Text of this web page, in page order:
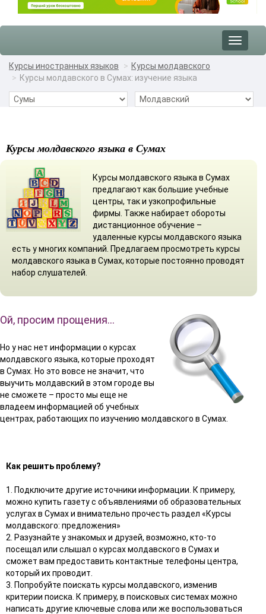
Toggle
Курсы иностранных языков
Курсы молдавского
Курсы молдавского в Сумах: изучение языка
Курсы молдавского языка в Сумах
Курсы молдавского языка в Сумах
предлагают как большие учебные
центры, так и узкопрофильные
фирмы. Также набирает обороты
дистанционное обучение –
удаленные курсы молдавского языка
есть у многих компаний. Предлагаем просмотреть курсы
молдавского языка в Сумах, которые постоянно проводят
набор слушателей.
Ой, просим прощения…
Но у нас нет информации о курсах
молдавского языка, которые проходят
в Сумах. Но это вовсе не значит, что
выучить молдавский в этом городе вы
не сможете – просто мы еще не
владеем информацией об учебных
центрах, работающих по изучению молдавского в Сумах.
Как решить проблему?
1. Подключите другие источники информации. К примеру,
можно купить газету с объявлениями об образовательных
услугах в Сумах и внимательно прочесть раздел «Курсы
молдавского: предложения»
2. Разузнайте у знакомых и друзей, возможно, кто-то
посещал или слышал о курсах молдавского в Сумах и
сможет вам предоставить контактные телефоны центра,
который их проводит.
3. Попробуйте поискать курсы молдавского, изменив
критерии поиска. К примеру, в поисковых системах можно
написать другие ключевые слова или же воспользоваться